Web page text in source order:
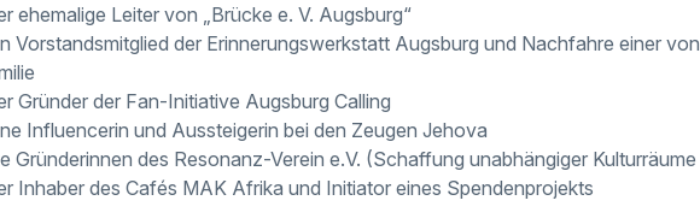
ehemalige Leiter von „Brücke e. V. Augsburg“
Vorstandsmitglied der Erinnerungswerkstatt Augsburg und Nachfahre einer
Gründer der Fan-Initiative Augsburg Calling
Influencerin und Aussteigerin bei den Zeugen Jehova
Gründerinnen des Resonanz-Verein e.V. (Schaffung unabhängiger
Inhaber des Cafés MAK Afrika und Initiator eines Spendenprojekts